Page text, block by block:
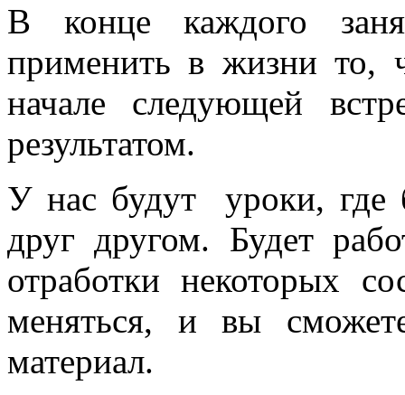
В конце каждого
применить в жизни то,
начале следующей
результатом.
У нас будут уроки, где
друг другом. Будет
отработки некоторых
меняться, и вы
материал.